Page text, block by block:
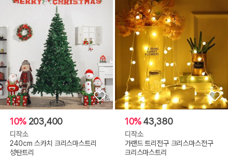
10% 203,400
디작소
240cm 스카치 크리스마스트리
성탄트리
10%43,380
디작소
가랜드 트리전구 크리스마스전구
크리스마스트리